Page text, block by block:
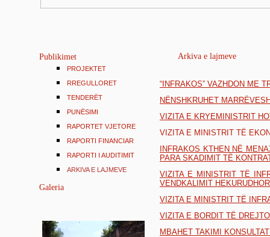
Publikimet
PROJEKTET
RREGULLORET
TENDERËT
PUNËSIMI
RAPORTET VJETORE
RAPORTI FINANCIAR
RAPORTI I AUDITIMIT
ARKIVA E LAJMEVE
Galeria
Arkiva e lajmeve
“INFRAKOS” VAZHDON ME
NËNSHKRUHET
VIZITA E KRYEMINISTRIT
VIZITA E MINISTRIT TË
INFRAKOS KTHEN NË
PARA SKADIMIT TË
VIZITA E MINISTRIT TË
VENDKALIMIT
VIZITA E MINISTRIT TË
VIZITA E BORDIT TË
MBAHET TAKIMI